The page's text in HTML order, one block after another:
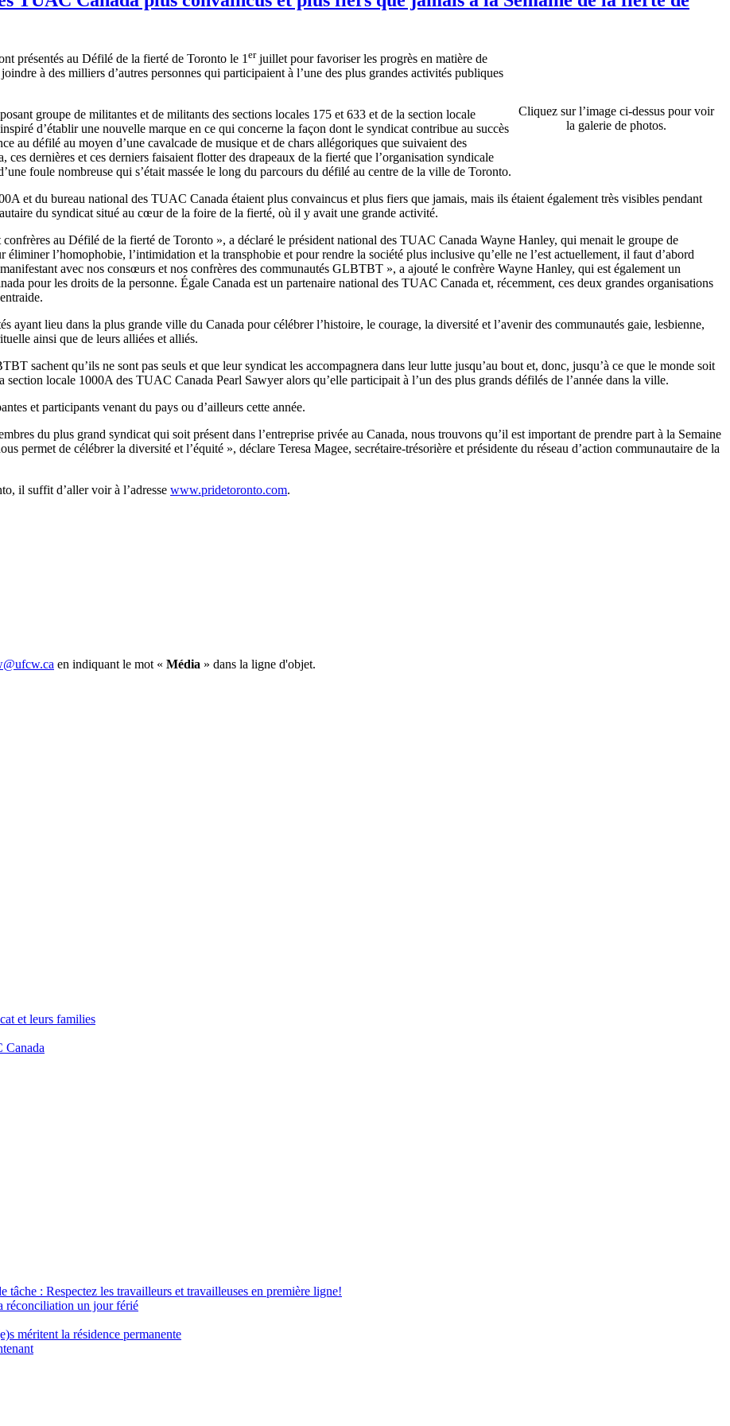
Cliquez sur l’image ci-dessus pour voir
la galerie de photos.
présentés au Défilé de la fierté de Toronto le 1 erjuillet pour favoriser les progrès en matière de
à des milliers d’autres personnes qui participaient à l’une des plus grandes activités publiques
groupe de militantes et de militants des sections locales 175 et 633 et de la section locale
d’établir une nouvelle marque en ce qui concerne la façon dont le syndicat contribue au succès
au défilé au moyen d’une cavalcade de musique et de chars allégoriques que suivaient des
dernières et ces derniers faisaient flotter des drapeaux de la fierté que l’organisation syndicale
foule nombreuse qui s’était massée le long du parcours du défilé au centre de la ville de Toronto.
et du bureau national des TUAC Canada étaient plus convaincus et plus fiers que jamais, mais ils étaient également très visibles pendant
du syndicat situé au cœur de la foire de la fierté, où il y avait une grande activité.
au Défilé de la fierté de Toronto », a déclaré le président national des TUAC Canada Wayne Hanley, qui menait le groupe de
l’homophobie, l’intimidation et la transphobie et pour rendre la société plus inclusive qu’elle ne l’est actuellement, il faut d’abord
avec nos consœurs et nos confrères des communautés GLBTBT », a ajouté le confrère Wayne Hanley, qui est également un
pour les droits de la personne. Égale Canada est un partenaire national des TUAC Canada et, récemment, ces deux grandes organisations
ayant lieu dans la plus grande ville du Canada pour célébrer l’histoire, le courage, la diversité et l’avenir des communautés gaie, lesbienne,
ainsi que de leurs alliées et alliés.
sachent qu’ils ne sont pas seuls et que leur syndicat les accompagnera dans leur lutte jusqu’au bout et, donc, jusqu’à ce que le monde soit
locale 1000A des TUAC Canada Pearl Sawyer alors qu’elle participait à l’un des plus grands défilés de l’année dans la ville.
et participants venant du pays ou d’ailleurs cette année.
du plus grand syndicat qui soit présent dans l’entreprise privée au Canada, nous trouvons qu’il est important de prendre part à la Semaine
permet de célébrer la diversité et l’équité », déclare Teresa Magee, secrétaire-trésorière et présidente du réseau d’action communautaire de la
il suffit d’aller voir à l’adresse www.pridetoronto.com.
en indiquant le mot « Média » dans la ligne d'objet.
et leurs families
Canada
: Respectez les travailleurs et travailleuses en première ligne!
réconciliation un jour férié
méritent la résidence permanente